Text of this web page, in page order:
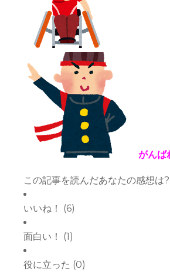
がんば
この記事を読んだあなたの感想は?
いいね！ (6)
面白い！ (1)
役に立った (0)